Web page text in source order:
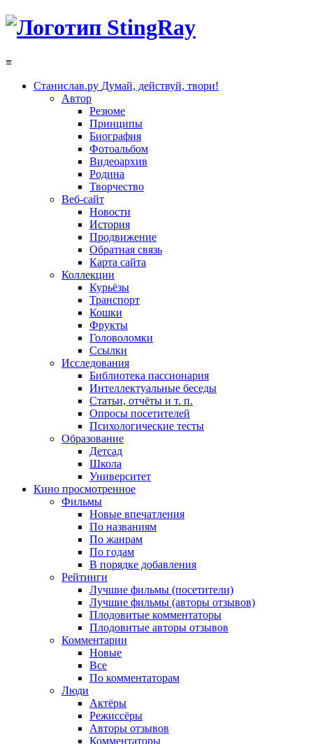
≡
Станислав.ру Думай, действуй, твори!
Автор
Резюме
Принципы
Биография
Фотоальбом
Видеоархив
Родина
Творчество
Веб-сайт
Новости
История
Продвижение
Обратная связь
Карта сайта
Коллекции
Курьёзы
Транспорт
Кошки
Фрукты
Головоломки
Ссылки
Исследования
Библиотека пассионария
Интеллектуальные беседы
Статьи, отчёты и т. п.
Опросы посетителей
Психологические тесты
Образование
Детсад
Школа
Университет
Кино просмотренное
Фильмы
Новые впечатления
По названиям
По жанрам
По годам
В порядке добавления
Рейтинги
Лучшие фильмы (посетители)
Лучшие фильмы (авторы отзывов)
Плодовитые комментаторы
Плодовитые авторы отзывов
Комментарии
Новые
Все
По комментаторам
Люди
Актёры
Режиссёры
Авторы отзывов
Комментаторы